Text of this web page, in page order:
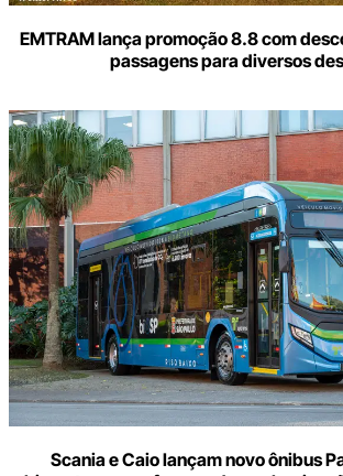
EMTRAM lança promoção 8.8 com
passagens para diversos
Scania e Caio lançam novo ônibus